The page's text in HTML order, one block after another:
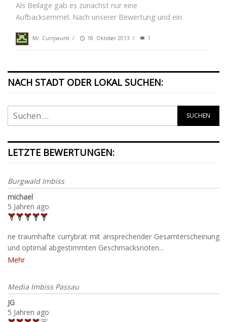
Als Beilage gab es zunächst nur eine
Aufbacksemmel. Nach unserer Bewertung und ein
Mr. Currywurst / 18. Oktober 2013 / 1
NACH STADT ODER LOKAL SUCHEN:
LETZTE BEWERTUNGEN:
Burgwald Imbiss
michael
5 Jahren ago
ne traumhafte currybrat mit ansprechender Gesamterscheinung
und optimal abgestimmten Geschmacksnoten...
Mehr
Media Imbiss Passau
JG
5 Jahren ago